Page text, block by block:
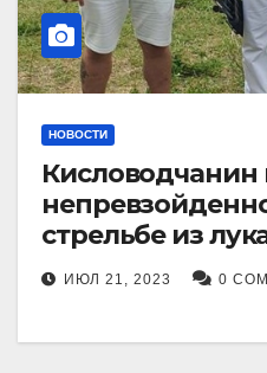
НОВОСТИ
Кисловодчанин
стрельбе из
прославили его
Ставропольском
ИЮЛ 21, 2023 0